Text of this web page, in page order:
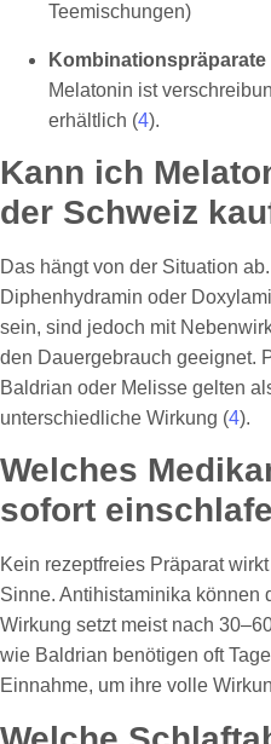
Teemischungen)
Kombinationspräparate
Melatonin ist
erhältlich (4).
Kann ich
der Schweiz
Das hängt von der Situation
Diphenhydramin oder
sein, sind jedoch mit
den Dauergebrauch geeignet.
Baldrian oder Melisse gelten
unterschiedliche Wirkung (4).
Welches
sofort
Kein rezeptfreies Präparat
Sinne. Antihistaminika können
Wirkung setzt meist nach
wie Baldrian benötigen oft
Einnahme, um ihre volle